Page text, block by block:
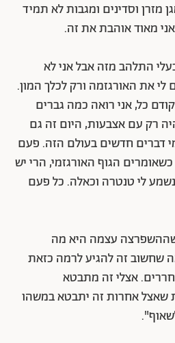
מזרן וסדינים ומגבות לא תמיד
מאוד אוהבת את זה.
התלהב מזה אבל אני לא
את האורגזמה ורק לכלך המון.
כל, אני רואה כמה גברים
רק עם אצבעות, היום זה גם
דברים חדשים בעולם הזה. פעם
הגוף האורגזמי, הרי יש
לי טנטרה וכאלה. כל פעם
עצמה היא מה
שחשוב זה להגיע לרמה כזאת
אצלי זה מתבטא
שאצל אחרות זה יתבטא במשהו